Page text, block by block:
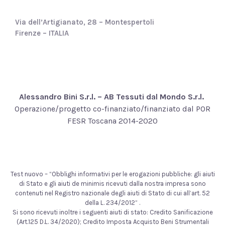
Via dell’Artigianato, 28 – Montespertoli
Firenze – ITALIA
Alessandro Bini S.r.l. – AB Tessuti dal Mondo S.r.l.
Operazione/progetto co-finanziato/finanziato dal POR
FESR Toscana 2014-2020
Test nuovo – “Obblighi informativi per le erogazioni pubbliche: gli aiuti
di Stato e gli aiuti de minimis ricevuti dalla nostra impresa sono
contenuti nel Registro nazionale degli aiuti di Stato di cui all’art. 52
della L. 234/2012” .
Si sono ricevuti inoltre i seguenti aiuti di stato: Credito Sanificazione
(Art.125 D.L. 34/2020); Credito Imposta Acquisto Beni Strumentali